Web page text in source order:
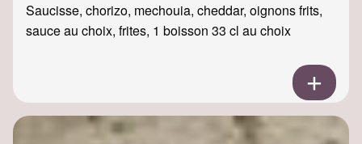
Saucisse, chorizo, mechouia, cheddar, oignons frits,
sauce au choix, frites, 1 boisson 33 cl au choix